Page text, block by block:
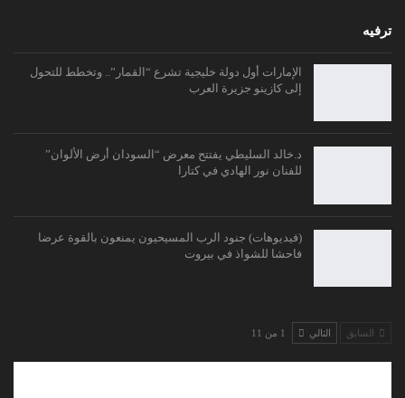
ترفيه
الإمارات أول دولة خليجية تشرع “القمار”.. وتخطط للتحول
إلى كازينو جزيرة العرب
د.خالد السليطي يفتتح معرض “السودان أرض الألوان”
للفنان نور الهادي في كتارا
(فيديوهات) جنود الرب المسيحيون يمنعون بالقوة عرضا
فاحشا للشواذ في بيروت
السابق التالي 1 من 11